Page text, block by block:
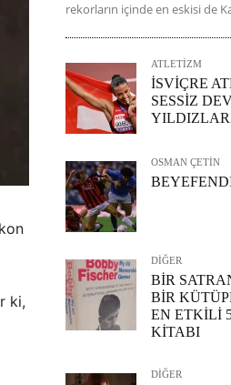
ki,
rekorların içinde en eskisi de
ATLETİZM
İSVİÇRE
SESSİZ
OSMAN ÇETİN
DİĞER
BİR
BİR
EN ETKİLİ
KİTABI
DİĞER